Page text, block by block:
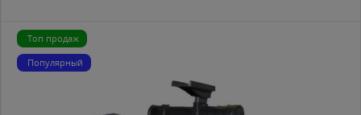
Топ продаж
Популярный